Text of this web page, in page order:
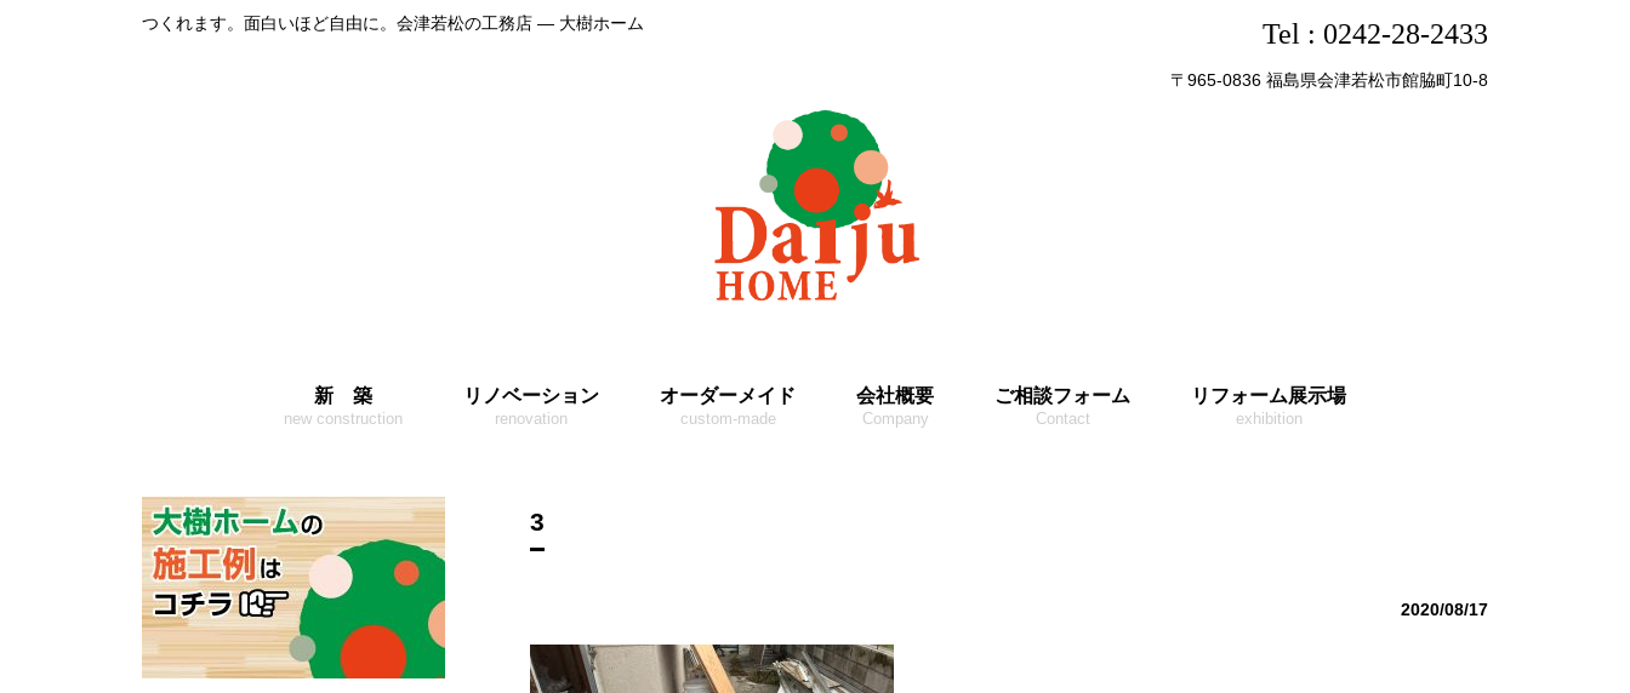
Tel : 0242-28-2433
〒965-0836 福島県会津若松市館脇町10-8
つくれます。面白いほど自由に。会津若松の工務店 ― 大樹ホーム
新 築
new construction
リノベーション
renovation
オーダーメイド
custom-made
会社概要
Company
ご相談フォーム
Contact
リフォーム展示場
exhibition
3
2020/08/17